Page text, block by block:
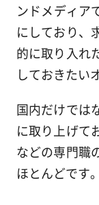
ンドメディア
にしており、
的に取り入れ
しておきたい
国内だけでは
に取り上げて
などの専門職
ほとんどです。